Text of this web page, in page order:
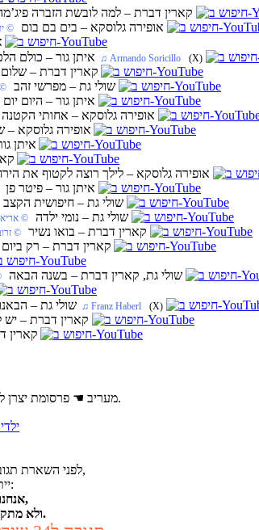
10. קארין דברת‏ – למה לובשת הזברה
11. אופירה גלוסקא‏ – בים בם בום ©
13. איתן גור‏ – כולם ‏ © יורם טהרלב‏ ♫ Armando Soricillo (X)
14. קארין דברת‏ –
15. שולי גת‏ – מפרשי זהב
16. איתן גור‏ – היום
17. אופירה גלוסקא‏ – אחותי הקטנה
18. אופירה גלוסקא‏
19.
21. אופירה גלוסקא‏ – לילך רוצה לקטוף את
22. איתן גור‏ – פיטר פן
23. שולי גת‏ – חיפושית הקצב
24. שולי גת‏ – נומי ילדה ©
25. קארין דברת‏ – בואו נשיר ©
26. קארין דברת‏ – רק
28. שולי גת, קארין דברת‏ – בשנה הבאה
30. שולי גת‏ – ‏ © עממי‏ ♫ Franz Haberl (X)
31. קארין דברת‏ –
32.
22/08/1973 מעריב ☚ פרסומת יצרן לתקליט חדש.
לפני השארת,
ייתכן וכבר ענינו לשאלתכם. למשל:
אנחנו לא קונים ולא מוכרים תקליטים,
ולא מתקשרים למספרי טלפון לא מוכרים.